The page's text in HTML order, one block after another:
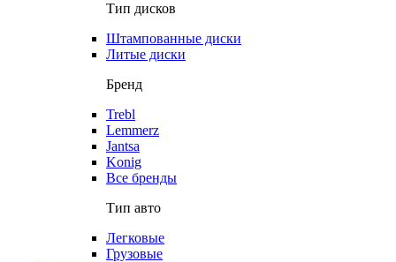
Тип дисков
Штампованные диски
Литые диски
Бренд
Trebl
Lemmerz
Jantsa
Konig
Все бренды
Тип авто
Легковые
Грузовые